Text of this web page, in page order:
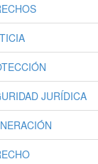
JURÍDICA